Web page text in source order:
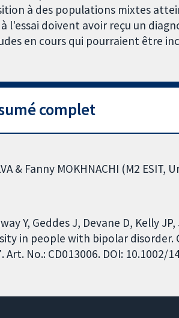
à des populations mixtes
l'essai doivent avoir reçu un
en cours qui pourraient être
complet
& Fanny MOKHNACHI (M2
Y, Geddes J, Devane D, Kelly
in people with bipolar disorder.
Art. No.: CD013006. DOI: 10.1002/